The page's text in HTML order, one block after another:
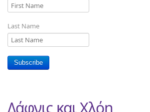
Last Name
Subscribe
Δάφνις και Χλόη